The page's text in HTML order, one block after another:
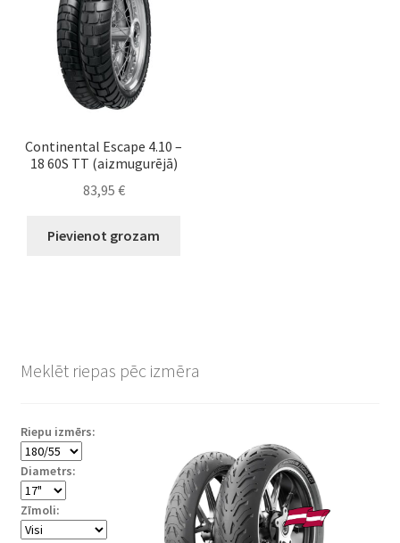
Continental Escape 4.10 –
18 60S TT (aizmugurējā)
83,95 €
Pievienot grozam
Meklēt riepas pēc izmēra
Riepu izmērs:
Diametrs:
Zīmoli: